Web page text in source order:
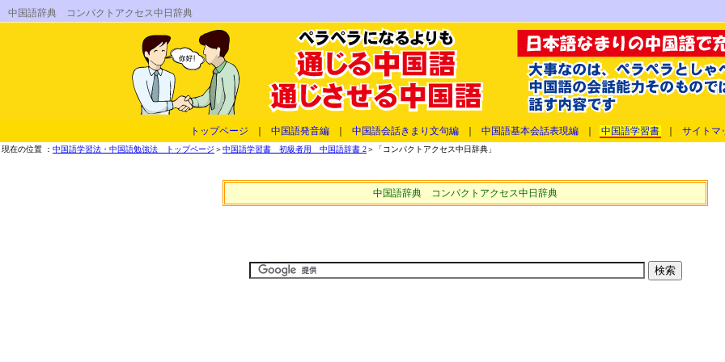
中国語辞典 コンパクトアクセス中日辞典
トップページ 中国語発音編 中国語会話きまり文句編 中国語基本会話表現編 中国語学習書 サイトマ
現在の位置 ： 中国語学習法・中国語勉強法 トップページ ＞中国語学習書 初級者用 中国語辞書 2＞「コンパクトアクセス中日辞典」
中国語辞典 コンパクトアクセス中日辞典